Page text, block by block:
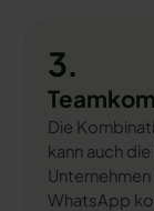
3.
Die
kann auch
WhatsApp